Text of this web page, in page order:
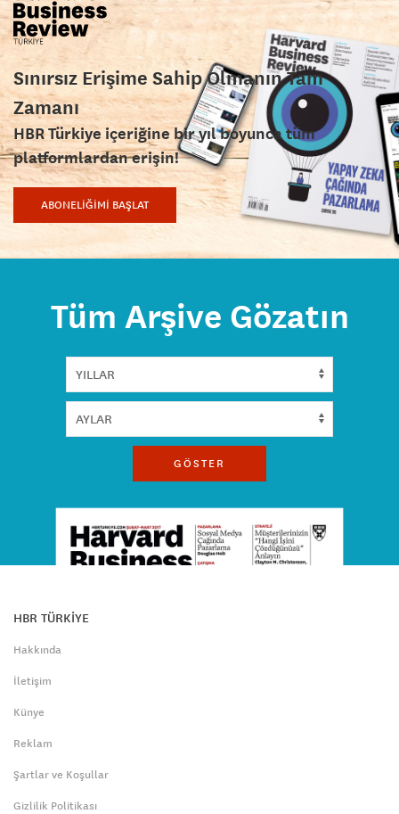
Sınırsız Erişime Sahip Olmanın Tam
Zamanı
HBR Türkiye içeriğine bir yıl boyunca tüm
platformlardan erişin!
ABONELİĞİMİ BAŞLAT
Tüm Arşive Gözatın
GÖSTER
HBR TÜRKİYE
Hakkında
İletişim
Künye
Reklam
Şartlar ve Koşullar
Gizlilik Politikası